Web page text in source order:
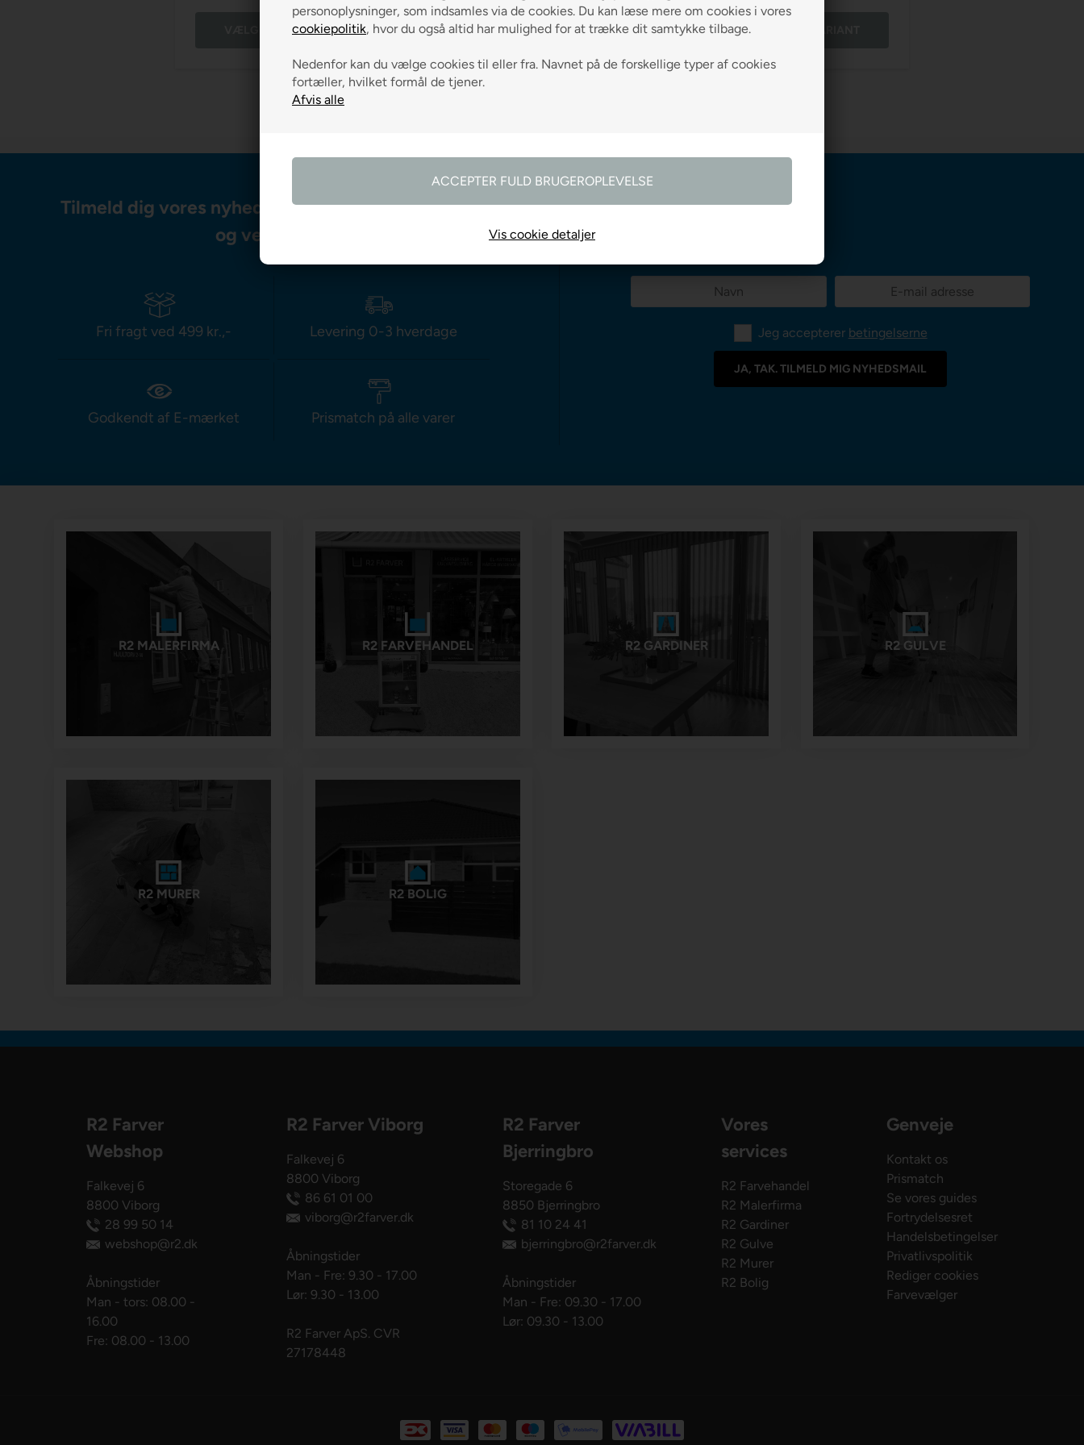
personoplysninger, som indsamles via de cookies. Du kan læse mere om cookies i vores
cookiepolitik, hvor du også altid har mulighed for at trække dit samtykke tilbage.
Nedenfor kan du vælge cookies til eller fra. Navnet på de forskellige typer af cookies
fortæller, hvilket formål de tjener.
Vis cookie detaljer
VÆLG VARIANT VÆLG VARIANT VÆLG VARIANT
Tilmeld dig vores nyhedsbrev og modtag gode råd
og vejledning
Fri fragt ved 499 kr.,- Levering 0-3 hverdage
Godkendt af E-mærket Prismatch på alle varer
Jeg accepterer betingelserne
R2 MALERFIRMA R2 FARVEHANDEL R2 GARDINER R2 GULVE
R2 MURER R2 BOLIG
R2 Farver
Webshop
Falkevej 6
8800 Viborg
28 99 50 14
webshop@r2.dk
Åbningstider
Man - tors: 08.00 -
16.00
Fre: 08.00 - 13.00
R2 Farver Viborg
Falkevej 6
8800 Viborg
86 61 01 00
viborg@r2farver.dk
Åbningstider
Man - Fre: 9.30 - 17.00
Lør: 9.30 - 13.00
R2 Farver ApS. CVR
27178448
R2 Farver
Bjerringbro
Storegade 6
8850 Bjerringbro
81 10 24 41
bjerringbro@r2farver.dk
Åbningstider
Man - Fre: 09.30 - 17.00
Lør: 09.30 - 13.00
Vores
services
R2 Farvehandel
R2 Malerfirma
R2 Gardiner
R2 Gulve
R2 Murer
R2 Bolig
Genveje
Kontakt os
Prismatch
Se vores guides
Fortrydelsesret
Handelsbetingelser
Privatlivspolitik
Rediger cookies
Farvevælger